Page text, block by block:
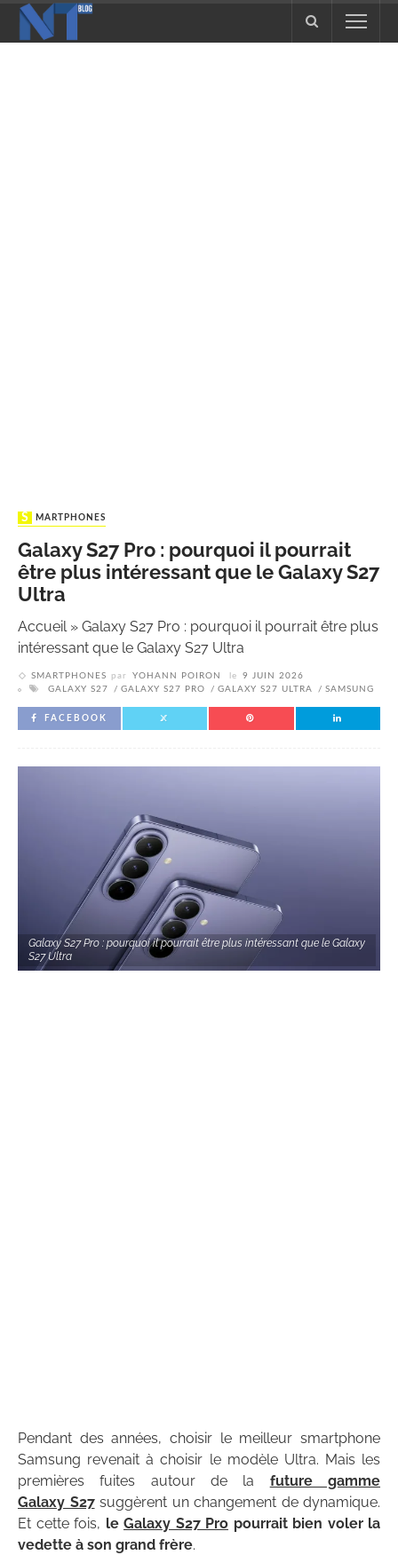
SMARTPHONES
Galaxy S27 Pro : pourquoi il pourrait
être plus intéressant que le Galaxy S27
Ultra
Accueil» Galaxy S27 Pro : pourquoi il pourrait être plus
intéressant que le Galaxy S27 Ultra
SMARTPHONES par YOHANN POIRON le
9 JUIN 2026
GALAXY S27
GALAXY S27 PRO GALAXY S27 ULTRA SAMSUNG
FACEBOOK
Galaxy S27 Pro : pourquoi il pourrait être plus intéressant que le Galaxy
S27 Ultra
Pendant des années, choisir le meilleur smartphone
Samsung revenait à choisir le modèle Ultra. Mais les
premières fuites autour de la future gamme
Galaxy S27suggèrent un changement de dynamique.
Et cette fois, le Galaxy S27 Pro pourrait bien voler la
vedette à son grand frère.